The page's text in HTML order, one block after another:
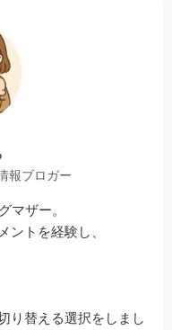
報ブロガー
マザー。
ントを経験し、
り替える選択をしまし